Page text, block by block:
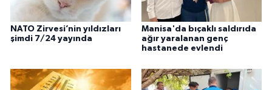
NATO Zirvesi’nin yıldızları
şimdi 7/24 yayında
Manisa'da bıçaklı saldırıda
ağır yaralanan genç
hastanede evlendi